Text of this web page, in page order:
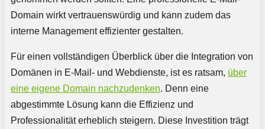
Domain wirkt vertrauenswürdig und kann zudem das
interne Management effizienter gestalten.
Für einen vollständigen Überblick über die Integration von
Domänen in E-Mail- und Webdienste, ist es ratsam, über
eine eigene Domain nachzudenken. Denn eine
abgestimmte Lösung kann die Effizienz und
Professionalität erheblich steigern. Diese Investition trägt